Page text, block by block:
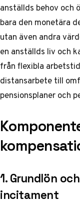
anställds behov och
bara den monetära
utan även andra
en anställds liv och
från flexibla
distansarbete till
pensionsplaner och
1. Grundlön
incitament